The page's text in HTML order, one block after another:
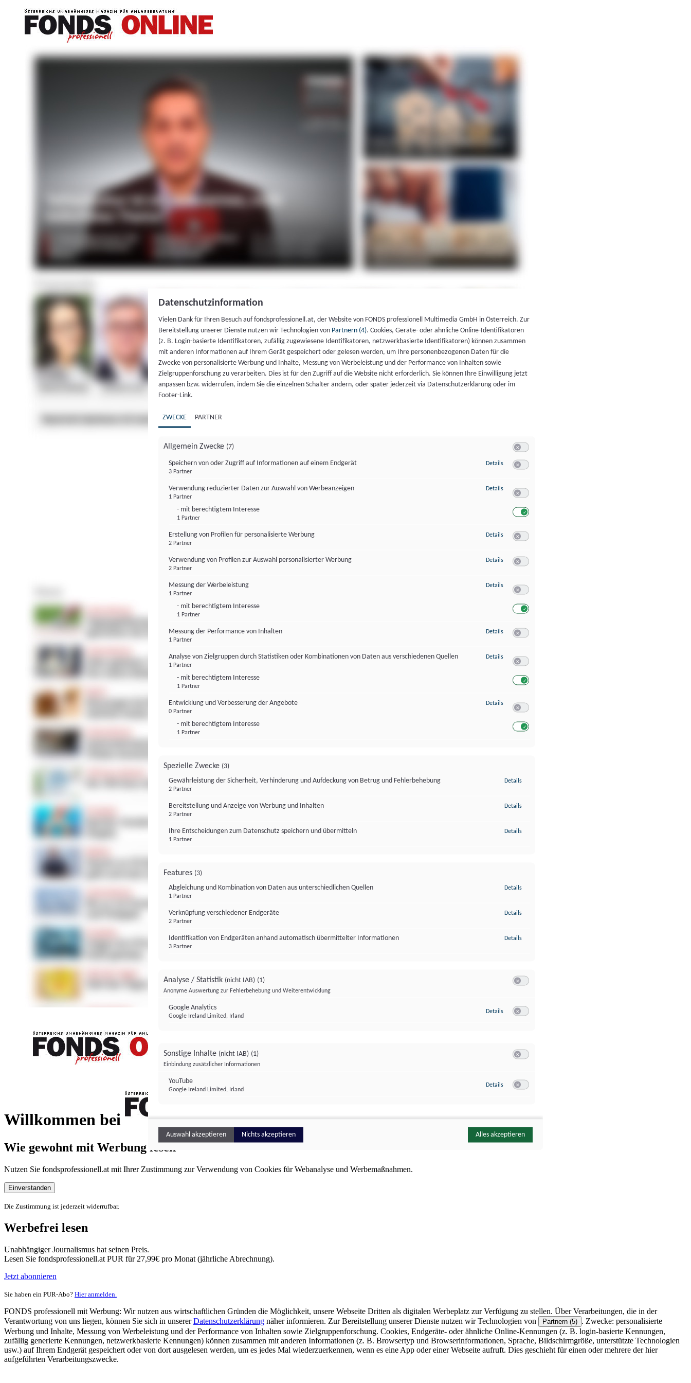
Willkommen bei
FONDS professionell
Wie gewohnt mit Werbung lesen
Nutzen Sie fondsprofessionell.at mit Ihrer Zustimmung zur Verwendung von Cookies für Webanalyse und Werbemaßnahmen.
Einverstanden
Die Zustimmung ist jederzeit widerrufbar.
Werbefrei lesen
Unabhängiger Journalismus hat seinen Preis.
Lesen Sie fondsprofessionell.at PUR für 27,99€ pro Monat (jährliche Abrechnung).
Jetzt abonnieren
Sie haben ein PUR-Abo? Hier anmelden.
FONDS professionell mit Werbung: Wir nutzen aus wirtschaftlichen Gründen die Möglichkeit, unsere Webseite Dritten als digitalen Werbeplatz zur Verfügung zu stellen. Über Verarbeitungen, die in der
Verantwortung von uns liegen, können Sie sich in unsererDatenschutzerklärung näher informieren. Zur Bereitstellung unserer Dienste nutzen wir Technologien von Partnern (5) . Zwecke: personalisierte
Werbung und Inhalte, Messung von Werbeleistung und der Performance von Inhalten sowie Zielgruppenforschung. Cookies, Endgeräte- oder ähnliche Online-Kennungen (z. B. login-basierte Kennungen,
zufällig generierte Kennungen, netzwerkbasierte Kennungen) können zusammen mit anderen Informationen (z. B. Browsertyp und Browserinformationen, Sprache, Bildschirmgröße, unterstützte Technologien
usw.) auf Ihrem Endgerät gespeichert oder von dort ausgelesen werden, um es jedes Mal wiederzuerkennen, wenn es eine App oder einer Webseite aufruft. Dies geschieht für einen oder mehrere der hier
aufgeführten Verarbeitungszwecke.
Datenschutzinformation
Vielen Dank für Ihren Besuch auf fondsprofessionell.at, der Website von FONDS professionell Multimedia GmbH in Österreich. Zur
Bereitstellung unserer Dienste nutzen wir Technologien von Partnern (4). Cookies, Geräte- oder ähnliche Online-Identifikatoren
(z. B. Login-basierte Identifikatoren, zufällig zugewiesene Identifikatoren, netzwerkbasierte Identifikatoren) können zusammen
mit anderen Informationen auf Ihrem Gerät gespeichert oder gelesen werden, um Ihre personenbezogenen Daten für die
Zwecke von personalisierte Werbung und Inhalte, Messung von Werbeleistung und der Performance von Inhalten sowie
Zielgruppenforschung zu verarbeiten. Dies ist für den Zugriff auf die Website nicht erforderlich. Sie können Ihre Einwilligung jetzt
anpassen bzw. widerrufen, indem Sie die einzelnen Schalter ändern, oder später jederzeit via Datenschutzerklärung oder im
Footer-Link.
ZWECKE PARTNER
Allgemein Zwecke (7)
Speichern von oder Zugriff auf Informationen auf einem Endgerät
3 Partner
Details zu Speichern von oder Zugriff auf Informationen auf einem Endgerät
Verwendung reduzierter Daten zur Auswahl von Werbeanzeigen
1 Partner
- mit berechtigtem Interesse
1 Partner
Details zu Verwendung reduzierter Daten zur Auswahl von Werbeanzeigen
Erstellung von Profilen für personalisierte Werbung
2 Partner
Details zu Erstellung von Profilen für personalisierte Werbung
Verwendung von Profilen zur Auswahl personalisierter Werbung
2 Partner
Details zu Verwendung von Profilen zur Auswahl personalisierter Werbung
Messung der Werbeleistung
1 Partner
- mit berechtigtem Interesse
1 Partner
Details zu Messung der Werbeleistung
Messung der Performance von Inhalten
1 Partner
Details zu Messung der Performance von Inhalten
Analyse von Zielgruppen durch Statistiken oder Kombinationen von Daten aus verschiedenen Quellen
1 Partner
- mit berechtigtem Interesse
1 Partner
Details zu Analyse von Zielgruppen durch Statistiken oder Kombinationen von
Entwicklung und Verbesserung der Angebote
0 Partner
- mit berechtigtem Interesse
1 Partner
Details zu Entwicklung und Verbesserung der Angebote
Spezielle Zwecke (3)
Gewährleistung der Sicherheit, Verhinderung und Aufdeckung von Betrug und Fehlerbehebung
2 Partner
Details
Bereitstellung und Anzeige von Werbung und Inhalten
2 Partner
Details
Ihre Entscheidungen zum Datenschutz speichern und übermitteln
1 Partner
Details
Features (3)
Abgleichung und Kombination von Daten aus unterschiedlichen Quellen
1 Partner
Details
Verknüpfung verschiedener Endgeräte
2 Partner
Details
Identifikation von Endgeräten anhand automatisch übermittelter Informationen
3 Partner
Details
Analyse / Statistik (nicht IAB) (1)
Anonyme Auswertung zur Fehlerbehebung und Weiterentwicklung
Google Analytics
Google Ireland Limited, Irland
Details zu Google Analytics
Sonstige Inhalte (nicht IAB) (1)
Einbindung zusätzlicher Informationen
YouTube
Google Ireland Limited, Irland
Details zu YouTube
Auswahl akzeptieren Nichts akzeptieren Alles akzeptieren